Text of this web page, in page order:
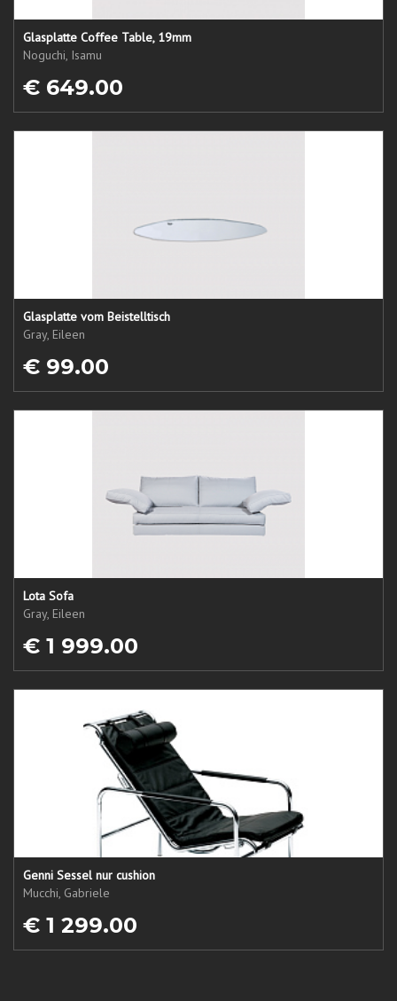
Glasplatte Coffee Table, 19mm
Noguchi, Isamu
€ 649.00
Glasplatte vom Beistelltisch
Gray, Eileen
€ 99.00
Lota Sofa
Gray, Eileen
€ 1 999.00
Genni Sessel nur cushion
Mucchi, Gabriele
€ 1 299.00